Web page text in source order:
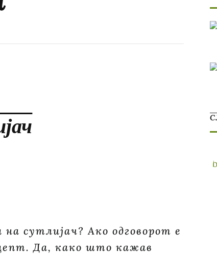
сутлијач? Ако одговорот е
Да, како што кажав